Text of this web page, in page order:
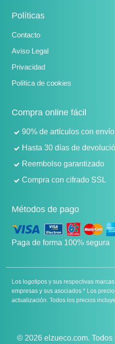
Políticas
Contacto
Aviso Legal
Privacidad
Política de cookies
Compra online fácil
90% de artículos con
Hasta 30 días de
Reembolso garantizado
Compra con cifrado SSL
Métodos de pago
Paga de forma 100% segura
Los logotipos y sus respectivas
empresas y sus asociados.* Los
actualización. Todos los precios
© 2026 elzueco.com.